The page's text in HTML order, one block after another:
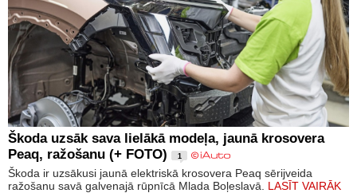
Škoda uzsāk sava lielākā modeļa, jaunā krosovera
Peaq, ražošanu (+ FOTO)
1
Škoda ir uzsākusi jaunā elektriskā krosovera Peaq sērijveida
ražošanu savā galvenajā rūpnīcā Mlada Boļeslavā. LASĪT VAIRĀK